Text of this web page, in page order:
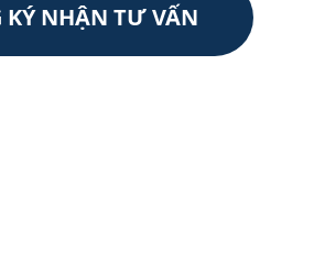
NHẬN TƯ VẤN